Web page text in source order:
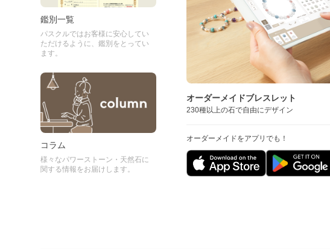
鑑別一覧
パスクルではお客様に安心してい
ただけるように、鑑別をとってい
ます。
コラム
様々なパワーストーン・天然石に
関する情報をお届けします。
オーダーメイドブレスレット
230種以上の石で自由にデザイン
オーダーメイドをアプリでも！